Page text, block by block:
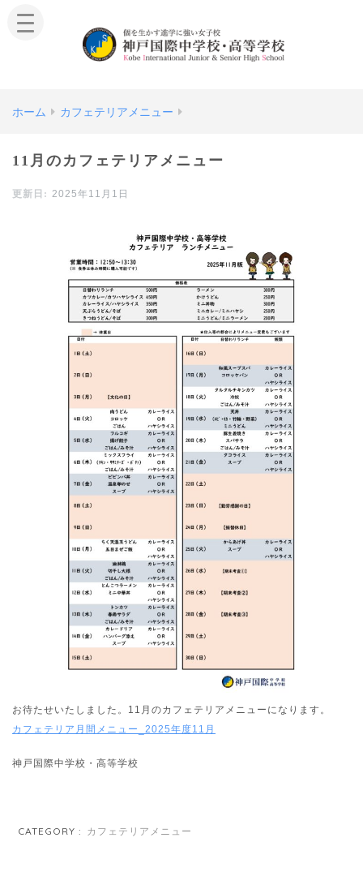
ホーム カフェテリアメニュー
11月のカフェテリアメニュー
2025年11月1日
お待たせいたしました。11月のカフェテリアメニューになります。
カフェテリア月間メニュー_2025年度11月
神戸国際中学校・高等学校
CATEGORY : カフェテリアメニュー